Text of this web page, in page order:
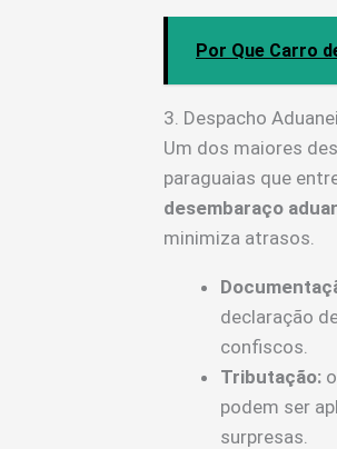
Por Que Carro
3. Despacho
Um dos maiores
paraguaias que
desembaraço
minimiza atrasos.
declaração
confiscos.
Tributação:
podem ser
surpresas.